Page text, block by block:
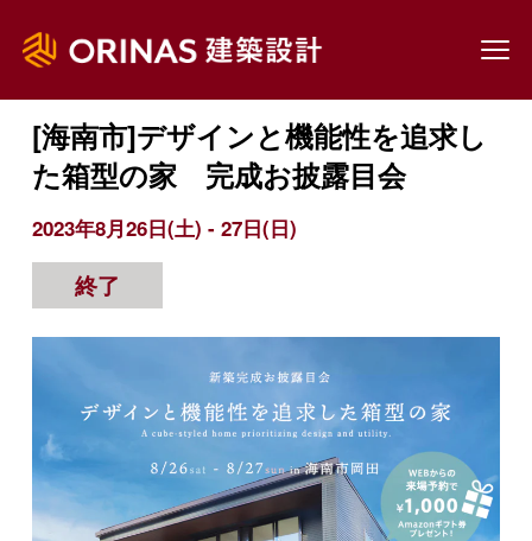
TOP 見学会・相談会
[海南市]デザインと機能性を追求
[海南市]デザインと機能性を追求し
た箱型の家 完成お披露目会
2023年8月26日(土) - 27日(日)
終了